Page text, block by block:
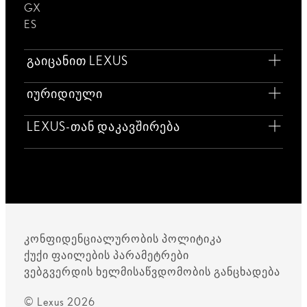
GX
ES
გაიცანით LEXUS
იურიდიული
LEXUS-თან დაკავშირება
კონფიდენციალურობის პოლიტიკა
ქუქი ფაილების პარამეტრები
ვებგვერდის ხელმისაწვდომობის განცხადება
© Lexus 2026